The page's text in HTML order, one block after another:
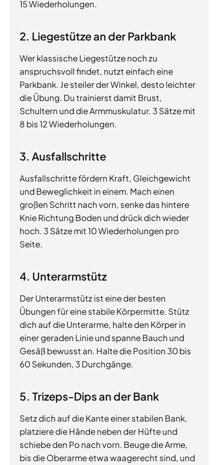
15 Wiederholungen.
2. Liegestütze an der Parkbank
Wer klassische Liegestütze noch zu
anspruchsvoll findet, nutzt einfach eine
Parkbank. Je steiler der Winkel, desto leichter
die Übung. Du trainierst damit Brust,
Schultern und die Armmuskulatur. 3 Sätze mit
8 bis 12 Wiederholungen.
3. Ausfallschritte
Ausfallschritte fördern Kraft, Gleichgewicht
und Beweglichkeit in einem. Mach einen
großen Schritt nach vorn, senke das hintere
Knie Richtung Boden und drück dich wieder
hoch. 3 Sätze mit 10 Wiederholungen pro
Seite.
4. Unterarmstütz
Der Unterarmstütz ist eine der besten
Übungen für eine stabile Körpermitte. Stütz
dich auf die Unterarme, halte den Körper in
einer geraden Linie und spanne Bauch und
Gesäß bewusst an. Halte die Position 30 bis
60 Sekunden, 3 Durchgänge.
5. Trizeps-Dips an der Bank
Setz dich auf die Kante einer stabilen Bank,
platziere die Hände neben der Hüfte und
schiebe den Po nach vorn. Beuge die Arme,
bis die Oberarme etwa waagerecht sind, und